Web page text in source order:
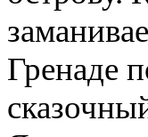
Гренаде